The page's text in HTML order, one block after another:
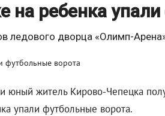
на ребенка
ледового дворца «Олимп-
юный житель Кирово-Чепецка
упали футбольные ворота.